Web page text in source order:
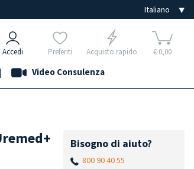
Accedi Preferiti Acquisto rapido € 0,00
| Video Consulenza
Bisogno di aiuto?
800 90 40 55